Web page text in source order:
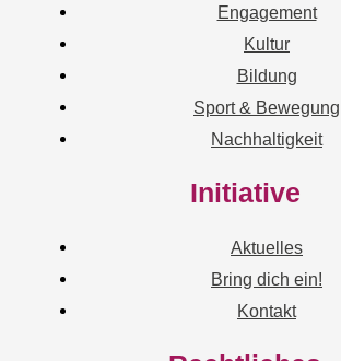
Engagement
Kultur
Bildung
Sport & Bewegung
Nachhaltigkeit
Initiative
Aktuelles
Bring dich ein!
Kontakt